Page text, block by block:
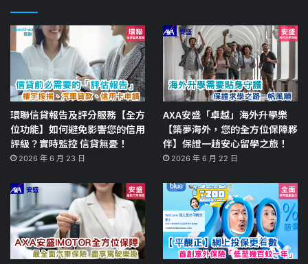
環聯信貸報告及評分服務【全方
位功能】如何避免影響您的信用
評級？實時監控 信貸無憂！
2026 年 6 月 23 日
AXA安盛「卓越」海外升學樂
【築夢海外，您的全方位保障夥
伴】保證一趟安心留學之旅！
2026 年 6 月 22 日